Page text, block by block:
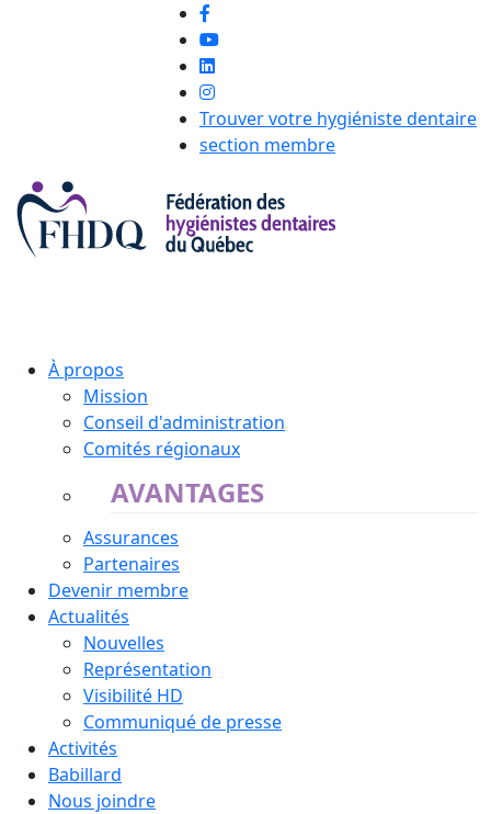
Trouver votre hygiéniste dentaire
section membre
À propos
Mission
Conseil d'administration
Comités régionaux
AVANTAGES
Assurances
Partenaires
Devenir membre
Actualités
Nouvelles
Représentation
Visibilité HD
Communiqué de presse
Activités
Babillard
Nous joindre